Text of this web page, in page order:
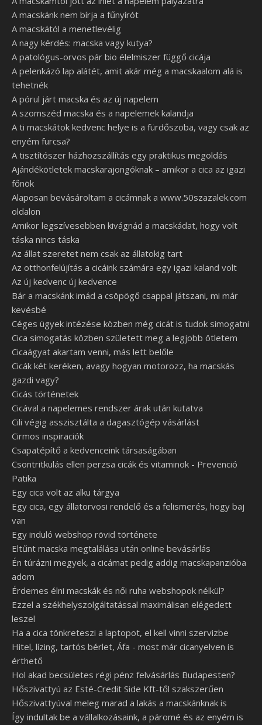
A macskánk nem bírja a fűnyírót
A macskától a menetlevélig
A nagy kérdés: macska vagy kutya?
A patológus-orvos pár bio élelmiszer függő cicája
A pelenkázó lap alátét, amit akár még a macskaalom alá is
tehetnék
A pórul járt macska és az új napelem
A szomszéd macska és a napelemek kalandja
A ti macskátok kedvenc helye is a fürdőszoba, vagy csak az
enyém furcsa?
A tisztítószer házhozszállítás egy praktikus megoldás
Ajándékötletek macskarajongóknak – amikor a cica az igazi
főnök
Alaposan bevásároltam a cicámnak a www.50szazalek.com
oldalon
Amikor legszívesebben kivágnád a macskádat, hogy volt
táska nincs táska
Az állat szeretet nem csak az állatokig tart
Az otthonfelújítás a cicáink számára egy igazi kaland volt
Az új kedvenc új kedvence
Bár a macskánk imád a csöpögő csappal játszani, mi már
kevésbé
Céges ügyek intézése közben még cicát is tudok simogatni
Cica simogatás közben született meg a legjobb ötletem
Cicaágyat akartam venni, más lett belőle
Cicák két keréken, avagy hogyan motorozz, ha macskás
gazdi vagy?
Cicás történetek
Cicával a napelemes rendszer árak után kutatva
Cili végig asszisztálta a dagasztógép vásárlást
Cirmos inspiraciók
Csapatépítő a kedvenceink társaságában
Csontritkulás ellen perzsa cicák és vitaminok - Prevenció
Patika
Egy cica volt az alku tárgya
Egy cica, egy állatorvosi rendelő és a felismerés, hogy baj
van
Egy induló webshop rövid története
Eltűnt macska megtalálása után online bevásárlás
Én túrázni megyek, a cicámat pedig addig macskapanzióba
adom
Érdemes élni macskák és női ruha webshopok nélkül?
Ezzel a székhelyszolgáltatással maximálisan elégedett
leszel
Ha a cica tönkreteszi a laptopot, el kell vinni szervizbe
Hitel, lízing, tartós bérlet, Áfa - most már cicanyelven is
érthető
Hol akad becsületes régi pénz felvásárlás Budapesten?
Hőszivattyú az Esté-Credit Side Kft-től szakszerűen
Hőszivattyúval meleg marad a lakás a macskánknak is
Így indultak be a vállalkozásaink, a páromé és az enyém is